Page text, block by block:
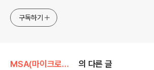
구독하기
MSA(마이크로서비스) 의 다른 글